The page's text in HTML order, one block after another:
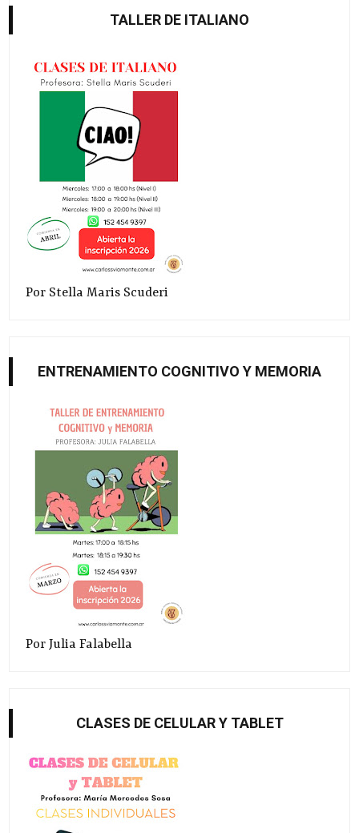
TALLER DE ITALIANO
Por Stella Maris Scuderi
ENTRENAMIENTO COGNITIVO Y MEMORIA
Por Julia Falabella
CLASES DE CELULAR Y TABLET